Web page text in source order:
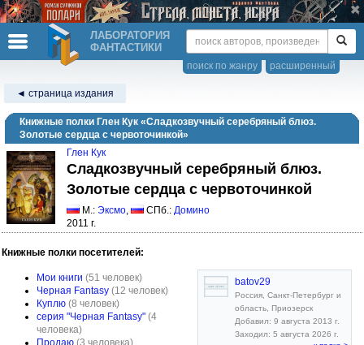
ЛАБОРАТОРИЯ
ФАНТАСТИКИ
расширенный
поиск по жанру
◄ страница издания
Книжные полки Глен Кук «Сладкозвучный серебряный блюз.
Золотые сердца с червоточинкой»
Глен Кук
Сладкозвучный серебряный блюз.
Золотые сердца с червоточинкой
М.: Эксмо, СПб.: Домино
2011 г.
Книжные полки посетителей:
Мои книги (51 человек)
Черная Fantasy (12 человек)
Куплю (8 человек)
серия "Черная Fantasy" (4
человека)
Продаю (3 человека)
batov29
Россия, Санкт-Петербург и
область, Приозерск
Добавил: 9 августа 2013 г.
Заходил: 5 августа 2026 г.